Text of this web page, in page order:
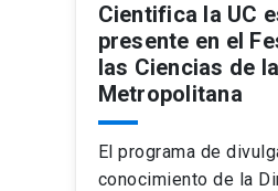
Cientifica la UC
presente en el
las Ciencias de
Metropolitana
El programa de
conocimiento de la